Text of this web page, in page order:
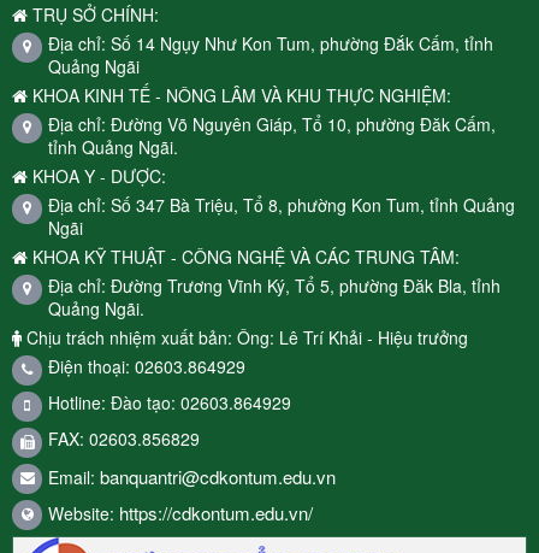
TRỤ SỞ CHÍNH:
Địa chỉ: Số 14 Ngụy Như Kon Tum, phường Đắk Cấm, tỉnh
Quảng Ngãi
KHOA KINH TẾ - NÔNG LÂM VÀ KHU THỰC NGHIỆM:
Địa chỉ: Đường Võ Nguyên Giáp, Tổ 10, phường Đăk Cấm,
tỉnh Quảng Ngãi.
KHOA Y - DƯỢC:
Địa chỉ: Số 347 Bà Triệu, Tổ 8, phường Kon Tum, tỉnh Quảng
Ngãi
KHOA KỸ THUẬT - CÔNG NGHỆ VÀ CÁC TRUNG TÂM:
Địa chỉ: Đường Trương Vĩnh Ký, Tổ 5, phường Đăk Bla, tỉnh
Quảng Ngãi.
Chịu trách nhiệm xuất bản: Ông: Lê Trí Khải - Hiệu trưởng
Điện thoại: 02603.864929
Hotline: Đào tạo: 02603.864929
FAX: 02603.856829
Email: banquantri@cdkontum.edu.vn
Website: https://cdkontum.edu.vn/